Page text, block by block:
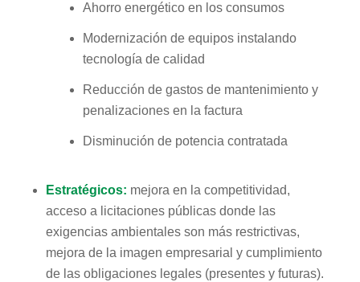
Ahorro energético en los consumos
Modernización de equipos instalando
tecnología de calidad
Reducción de gastos de mantenimiento y
penalizaciones en la factura
Disminución de potencia contratada
Estratégicos: mejora en la competitividad,
acceso a licitaciones públicas donde las
exigencias ambientales son más restrictivas,
mejora de la imagen empresarial y cumplimiento
de las obligaciones legales (presentes y futuras).